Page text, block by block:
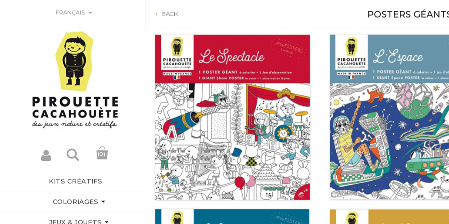
FRANÇAIS 
(0)
KITS CRÉATIFS
COLORIAGES 
JEUX & JOUETS 
 BACK POSTERS
 